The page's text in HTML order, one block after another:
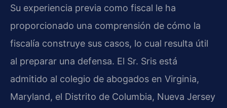
Su experiencia previa como fiscal le ha
proporcionado una comprensión de cómo la
fiscalía construye sus casos, lo cual resulta útil
al preparar una defensa. El Sr. Sris está
admitido al colegio de abogados en Virginia,
Maryland, el Distrito de Columbia, Nueva Jersey